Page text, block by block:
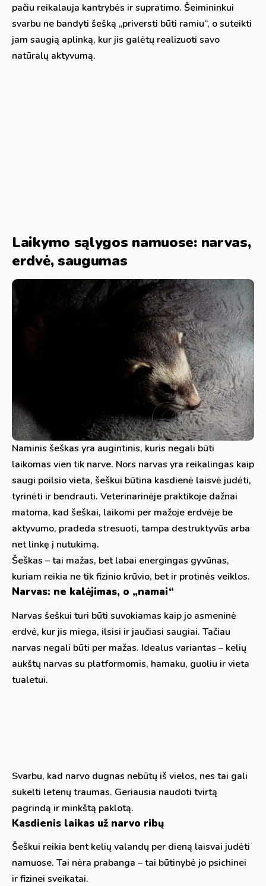
pačiu reikalauja kantrybės ir supratimo. Šeimininkui
svarbu ne bandyti šešką „priversti būti ramiu“, o suteikti
jam saugią aplinką, kur jis galėtų realizuoti savo
natūralų aktyvumą.
Laikymo sąlygos namuose: narvas,
erdvė, saugumas
Naminis šeškas yra augintinis, kuris negali būti
laikomas vien tik narve. Nors narvas yra reikalingas kaip
saugi poilsio vieta, šeškui būtina kasdienė laisvė judėti,
tyrinėti ir bendrauti. Veterinarinėje praktikoje dažnai
matoma, kad šeškai, laikomi per mažoje erdvėje be
aktyvumo, pradeda stresuoti, tampa destruktyvūs arba
net linkę į nutukimą.
Šeškas – tai mažas, bet labai energingas gyvūnas,
kuriam reikia ne tik fizinio krūvio, bet ir protinės veiklos.
Narvas: ne kalėjimas, o „namai“
Narvas šeškui turi būti suvokiamas kaip jo asmeninė
erdvė, kur jis miega, ilsisi ir jaučiasi saugiai. Tačiau
narvas negali būti per mažas. Idealus variantas – kelių
aukštų narvas su platformomis, hamaku, guoliu ir vieta
tualetui.
Svarbu, kad narvo dugnas nebūtų iš vielos, nes tai gali
sukelti letenų traumas. Geriausia naudoti tvirtą
pagrindą ir minkštą paklotą.
Kasdienis laikas už narvo ribų
Šeškui reikia bent kelių valandų per dieną laisvai judėti
namuose. Tai nėra prabanga – tai būtinybė jo psichinei
ir fizinei sveikatai.